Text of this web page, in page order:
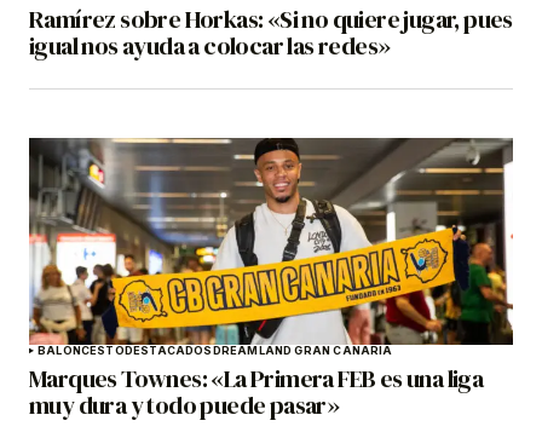
Ramírez sobre Horkas: «Si no quiere jugar, pues
igual nos ayuda a colocar las redes»
BALONCESTODESTACADOSDREAMLAND GRAN CANARIA
Marques Townes: «La Primera FEB es una liga
muy dura y todo puede pasar»